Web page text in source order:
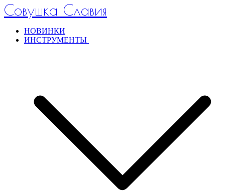
Совушка Славия
НОВИНКИ
ИНСТРУМЕНТЫ